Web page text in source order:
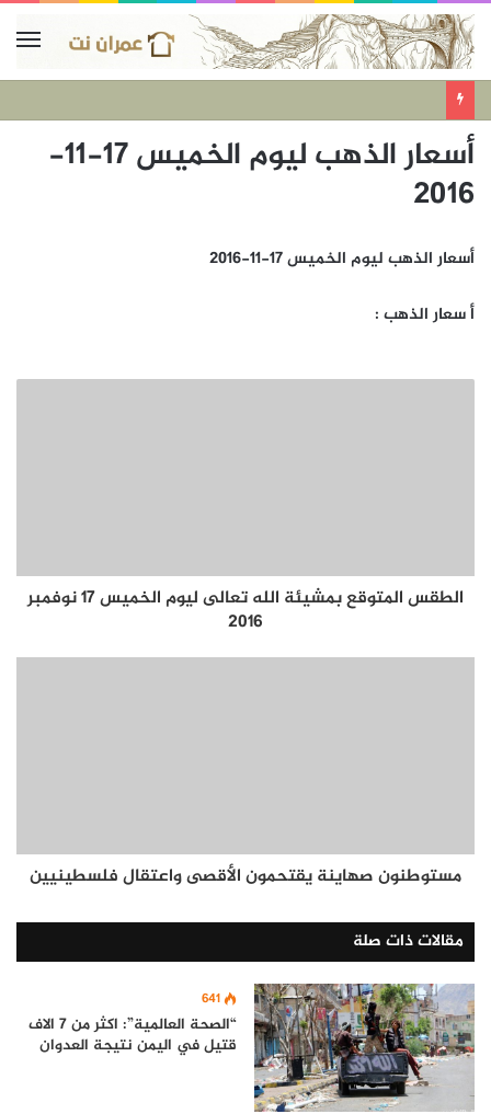
أسعار الذهب ليوم الخميس 17-11-
2016
أسعار الذهب ليوم الخميس 17-11-2016
أ سعار الذهب :
الطقس المتوقع بمشيئة الله تعالى ليوم الخميس 17 نوفمبر
2016
مستوطنون صهاينة يقتحمون الأقصى واعتقال فلسطينيين
مقالات ذات صلة
641
“الصحة العالمية”: اكثر من 7 الاف
قتيل في اليمن نتيجة العدوان